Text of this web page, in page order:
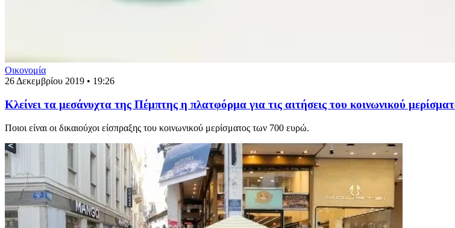
Οικονομία
26 Δεκεμβρίου 2019 • 19:26
Κλείνει τα μεσάνυχτα της Πέμπτης η πλατφόρμα για τις αιτήσεις του κοινωνικού
Ποιοι είναι οι δικαιούχοι είσπραξης του κοινωνικού μερίσματος των 700 ευρώ.